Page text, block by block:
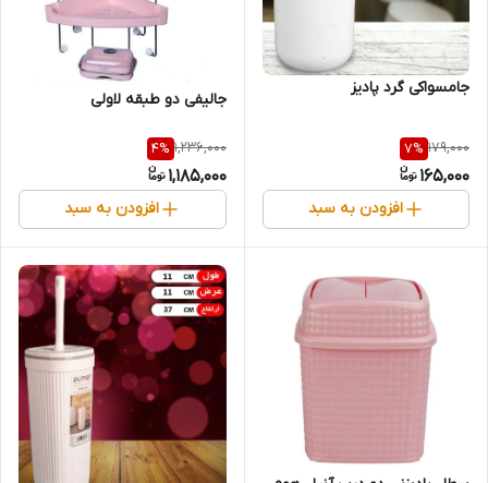
جامسواکی گرد پادیز
179,000
7%
165,000
افزودن به سبد
جالیفی دو طبقه لاولی
1,236,000
4%
1,185,000
افزودن به سبد